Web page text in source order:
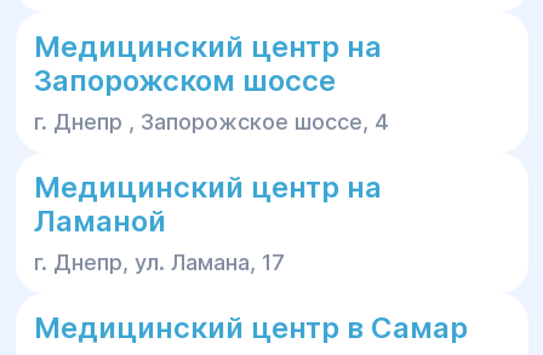
Медицинский центр на
Запорожском шоссе
г. Днепр , Запорожское шоссе, 4
Медицинский центр на
Ламаной
г. Днепр, ул. Ламана, 17
Медицинский центр в Самар